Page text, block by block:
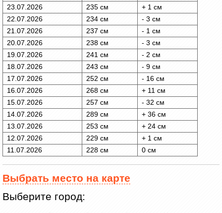
23.07.2026
235 см
+ 1 см
22.07.2026
234 см
- 3 см
21.07.2026
237 см
- 1 см
20.07.2026
238 см
- 3 см
19.07.2026
241 см
- 2 см
18.07.2026
243 см
- 9 см
17.07.2026
252 см
- 16 см
16.07.2026
268 см
+ 11 см
15.07.2026
257 см
- 32 см
14.07.2026
289 см
+ 36 см
13.07.2026
253 см
+ 24 см
12.07.2026
229 см
+ 1 см
11.07.2026
228 см 0 см
Выбрать место на карте
Выберите город: